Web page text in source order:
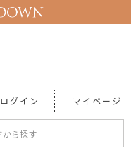
ログイン マイページ